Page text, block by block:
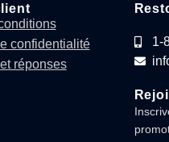
confidentialité
réponses
1-